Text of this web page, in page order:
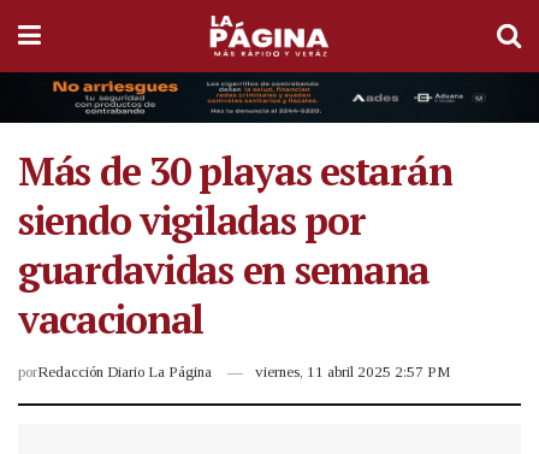
Más de 30 playas estarán
siendo vigiladas por
guardavidas en semana
vacacional
porRedacción Diario La Página viernes, 11 abril 2025 2:57 PM